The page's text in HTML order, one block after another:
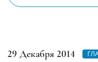
29 Декабря 2014